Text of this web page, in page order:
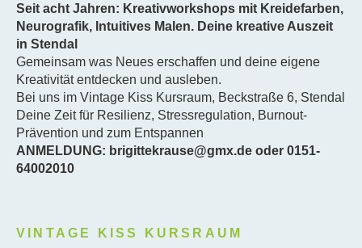
Seit acht Jahren: Kreativworkshops mit Kreidefarben,
Neurografik, Intuitives Malen. Deine kreative Auszeit
in Stendal
Gemeinsam was Neues erschaffen und deine eigene
Kreativität entdecken und ausleben.
Bei uns im Vintage Kiss Kursraum, Beckstraße 6, Stendal
Deine Zeit für Resilienz, Stressregulation, Burnout-
Prävention und zum Entspannen
ANMELDUNG: brigittekrause@gmx.de oder 0151-
64002010
VINTAGE KISS KURSRAUM